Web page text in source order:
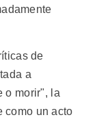
de
a
o morir", la
como un acto